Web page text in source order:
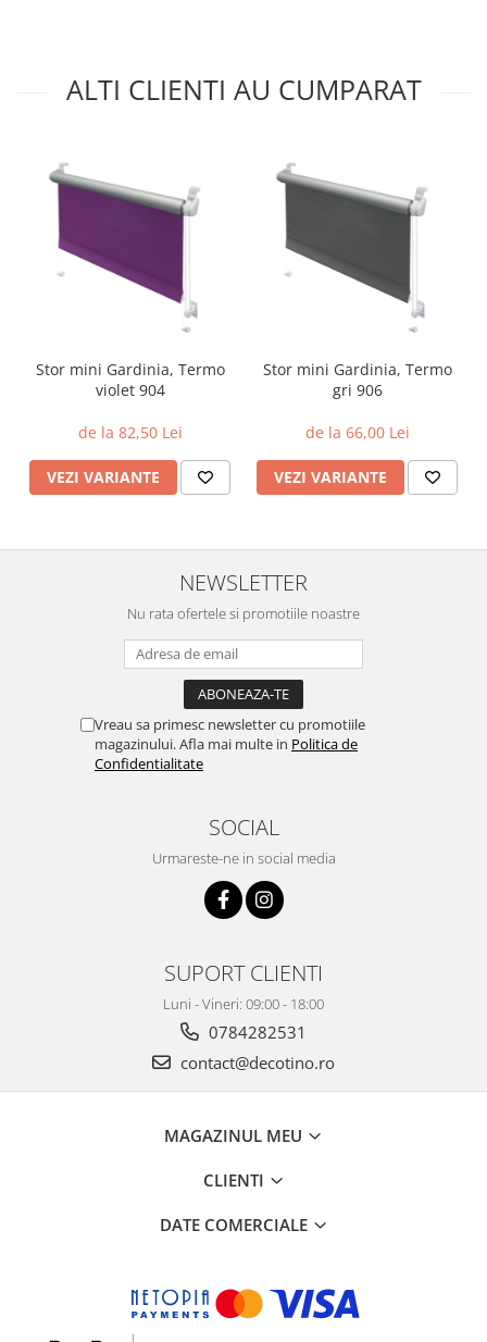
ALTI CLIENTI AU CUMPARAT
Stor mini Gardinia, Termo
violet 904
de la 82,50 Lei
VEZI VARIANTE
Stor mini Gardinia, Termo
gri 906
de la 66,00 Lei
VEZI VARIANTE
NEWSLETTER
Nu rata ofertele si promotiile noastre
Vreau sa primesc newsletter cu promotiile
magazinului. Afla mai multe in Politica de
Confidentialitate
SOCIAL
Urmareste-ne in social media
SUPORT CLIENTI
Luni - Vineri: 09:00 - 18:00
0784282531
contact@decotino.ro
MAGAZINUL MEU
CLIENTI
DATE COMERCIALE